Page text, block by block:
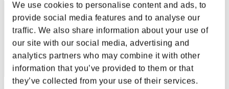
We use cookies to personalise content and ads, to
provide social media features and to analyse our
traffic. We also share information about your use of
our site with our social media, advertising and
analytics partners who may combine it with other
information that you’ve provided to them or that
they’ve collected from your use of their services.